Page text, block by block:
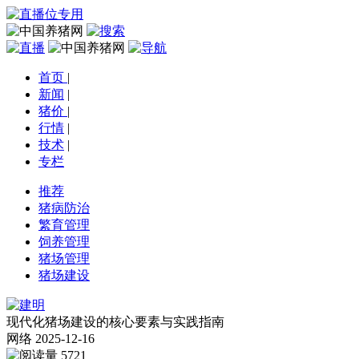
首页 |
新闻 |
猪价 |
行情 |
技术 |
专栏
推荐
猪病防治
繁育管理
饲养管理
猪场管理
猪场建设
现代化猪场建设的核心要素与实践指南
网络 2025-12-16
5721